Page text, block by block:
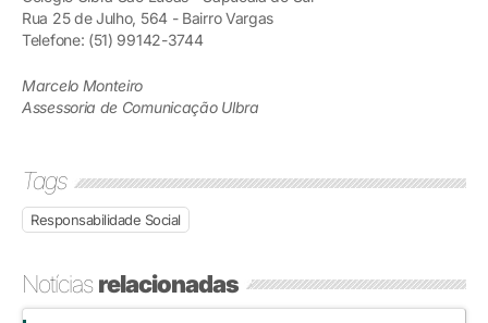
Rua 25 de Julho, 564 - Bairro Vargas
Telefone: (51) 99142-3744
Marcelo Monteiro
Assessoria de Comunicação Ulbra
Tags
Responsabilidade Social
Notíciasrelacionadas